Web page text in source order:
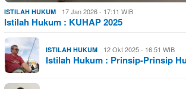
ISTILAH HUKUM 17 Jan 2026 - 17:11 WIB
Istilah Hukum : KUHAP 2025
ISTILAH HUKUM 12 Okt 2025 - 16:51 WIB
Istilah Hukum : Prinsip-Prinsip